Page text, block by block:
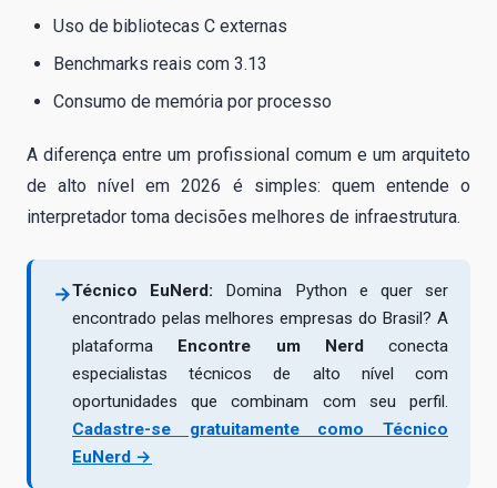
Uso de bibliotecas C externas
Benchmarks reais com 3.13
Consumo de memória por processo
A diferença entre um profissional comum e um arquiteto
de alto nível em 2026 é simples: quem entende o
interpretador toma decisões melhores de infraestrutura.
→Técnico EuNerd: Domina Python e quer ser
encontrado pelas melhores empresas do Brasil? A
plataforma
Encontre um Nerd conecta
especialistas técnicos de alto nível com
oportunidades que combinam com seu perfil.
Cadastre-se gratuitamente como Técnico
EuNerd →